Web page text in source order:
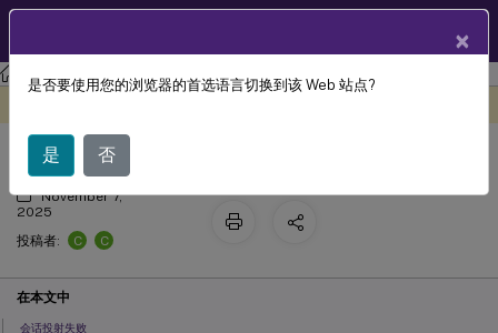
Citrix Ready Workspace Hub
故障排除
November 7,
2025
投稿者:
C C
在本文中
会话投射失败
×
是否要使用您的浏览器的首选语言切换到该 Web 站点?
是 否